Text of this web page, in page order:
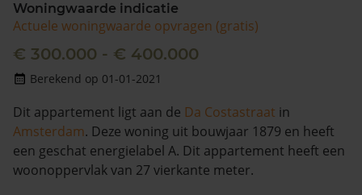
Woningwaarde indicatie
Actuele woningwaarde opvragen (gratis)
€ 300.000 - € 400.000
Berekend op 01-01-2021
Dit appartement ligt aan de Da Costastraat in
Amsterdam. Deze woning uit bouwjaar 1879 en heeft
een geschat energielabel A. Dit appartement heeft een
woonoppervlak van 27 vierkante meter.